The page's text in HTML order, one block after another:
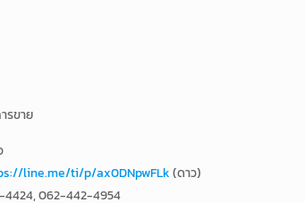
รขาย
line.me/ti/p/ax0DNpwFLk(ดาว)
062-442-4954